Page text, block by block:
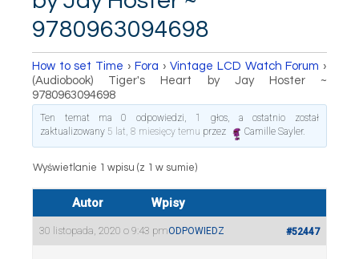
9780963094698
How to set Time › Fora › Vintage LCD Watch Forum ›
(Audiobook) Tiger's Heart by Jay Hoster ~
9780963094698
Ten temat ma 0 odpowiedzi, 1 głos, a ostatnio został
zaktualizowany 5 lat, 8 miesięcy temu przez Camille Sayler.
Wyświetlanie 1 wpisu (z 1 w sumie)
Autor Wpisy
30 listopada, 2020 o 9:43 pm #52447
ODPOWIEDZ